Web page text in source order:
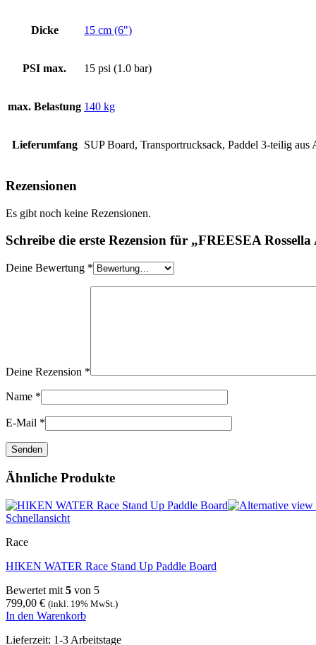
Dicke 15 cm (6")
PSI max. 15 psi (1.0 bar)
max. Belastung 140 kg
Lieferumfang SUP Board, Transportrucksack, Paddel 3-teilig
Rezensionen
Es gibt noch keine Rezensionen.
Schreibe die erste Rezension für „FREESEA
Deine Bewertung *
Deine Rezension *
Name *
E-Mail *
Ähnliche Produkte
Schnellansicht
Race
HIKEN WATER Race Stand Up Paddle Board
Bewertet mit 5 von 5
799,00 € (inkl. 19% MwSt.)
In den Warenkorb
Lieferzeit: 1-3 Arbeitstage